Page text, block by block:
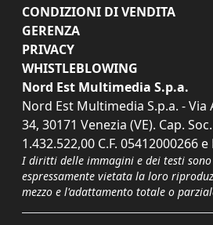
CONDIZIONI DI VENDITA
GERENZA
PRIVACY
WHISTLEBLOWING
Nord Est Multimedia S.p.a.
Nord Est Multimedia S.p.a. -
34, 30171 Venezia (VE). Cap.
1.432.522,00 C.F. 05412000266 e
I diritti delle immagini e dei testi
espressamente vietata la loro
mezzo e l'adattamento totale o